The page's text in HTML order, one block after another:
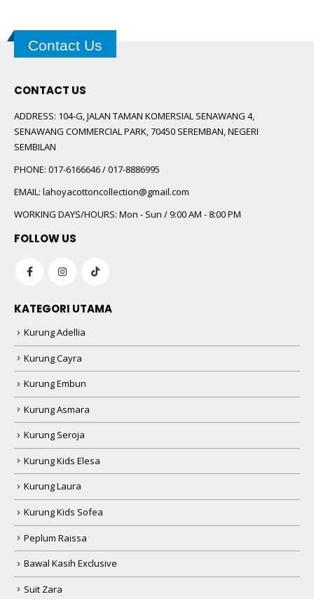
Contact Us
CONTACT US
ADDRESS: 104-G, JALAN TAMAN KOMERSIAL SENAWANG 4,
SENAWANG COMMERCIAL PARK, 70450 SEREMBAN, NEGERI
SEMBILAN
PHONE: 017-6166646 / 017-8886995
EMAIL: lahoyacottoncollection@gmail.com
WORKING DAYS/HOURS: Mon - Sun / 9:00 AM - 8:00 PM
FOLLOW US
KATEGORI UTAMA
Kurung Adellia
Kurung Cayra
Kurung Embun
Kurung Asmara
Kurung Seroja
Kurung Kids Elesa
Kurung Laura
Kurung Kids Sofea
Peplum Raissa
Bawal Kasih Exclusive
Suit Zara